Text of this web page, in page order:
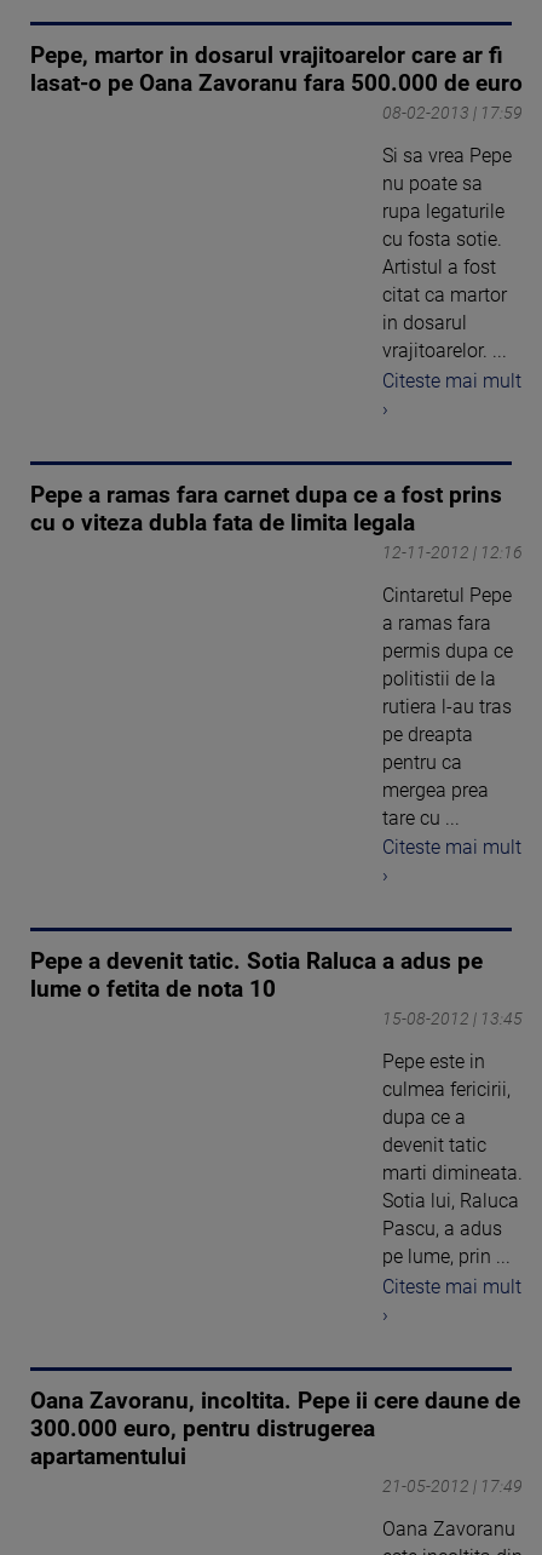
Pepe, martor in dosarul vrajitoarelor care ar fi
lasat-o pe Oana Zavoranu fara 500.000 de euro
08-02-2013 | 17:59
Si sa vrea Pepe
nu poate sa
rupa legaturile
cu fosta sotie.
Artistul a fost
citat ca martor
in dosarul
vrajitoarelor. ...
Citeste mai mult
›
Pepe a ramas fara carnet dupa ce a fost prins
cu o viteza dubla fata de limita legala
12-11-2012 | 12:16
Cintaretul Pepe
a ramas fara
permis dupa ce
politistii de la
rutiera l-au tras
pe dreapta
pentru ca
mergea prea
tare cu ...
Citeste mai mult
›
Pepe a devenit tatic. Sotia Raluca a adus pe
lume o fetita de nota 10
15-08-2012 | 13:45
Pepe este in
culmea fericirii,
dupa ce a
devenit tatic
marti dimineata.
Sotia lui, Raluca
Pascu, a adus
pe lume, prin ...
Citeste mai mult
›
Oana Zavoranu, incoltita. Pepe ii cere daune de
300.000 euro, pentru distrugerea
apartamentului
21-05-2012 | 17:49
Oana Zavoranu